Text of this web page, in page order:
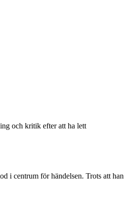
och kritik efter att ha lett
i centrum för händelsen. Trots att han